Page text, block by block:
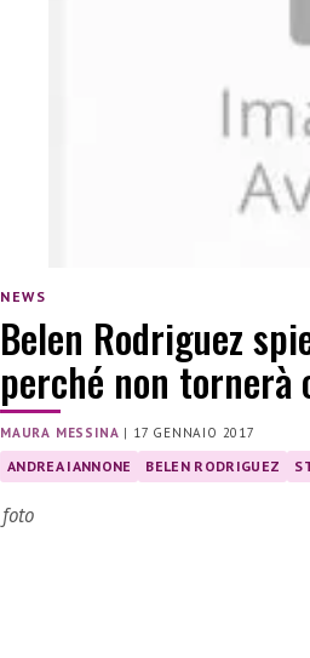
NEWS
Belen Rodriguez
perché non tornerà
MAURA MESSINA | 17 GENNAIO 2017
ANDREA IANNONE BELEN RODRIGUEZ
foto